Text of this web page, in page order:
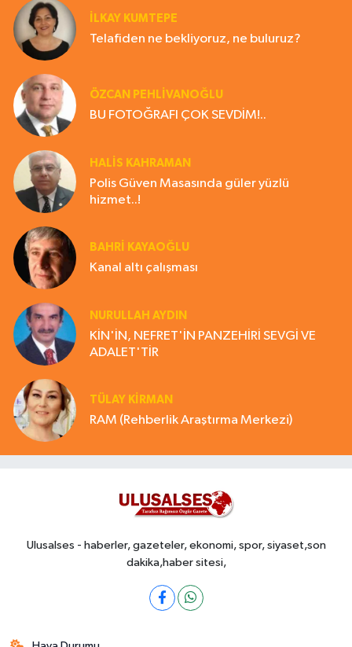
İLKAY KUMTEPE
Telafiden ne bekliyoruz, ne buluruz?
ÖZCAN PEHLİVANOĞLU
BU FOTOĞRAFI ÇOK SEVDİM!..
HALIS KAHRAMAN
Polis Güven Masasında güler yüzlü
hizmet..!
BAHRI KAYAOĞLU
Kanal altı çalışması
NURULLAH AYDIN
KİN'İN, NEFRET'İN PANZEHİRİ SEVGİ VE
ADALET'TİR
TÜLAY KİRMAN
RAM (Rehberlik Araştırma Merkezi)
Ulusalses - haberler, gazeteler, ekonomi, spor, siyaset,son
dakika,haber sitesi,